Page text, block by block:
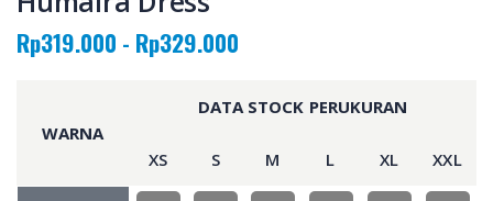
Rp319.000 - Rp329.000
WARNA
DATA STOCK PERUKURAN
XS S M L XL XXL